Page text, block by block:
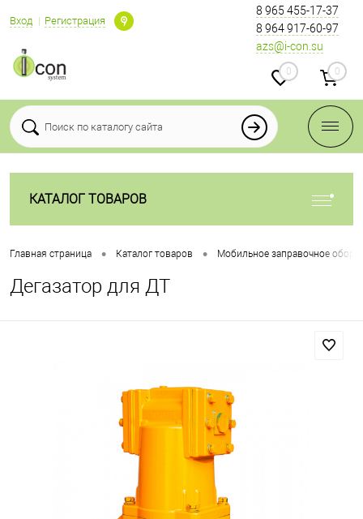
Вход Регистрация
8 965 455-17-37
8 964 917-60-97
azs@i-con.su
0 0
КАТАЛОГ ТОВАРОВ
Главная страница • Каталог товаров • Мобильное заправочное
Дегазатор для ДТ